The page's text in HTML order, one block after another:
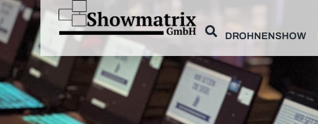
DROHNENSHOW